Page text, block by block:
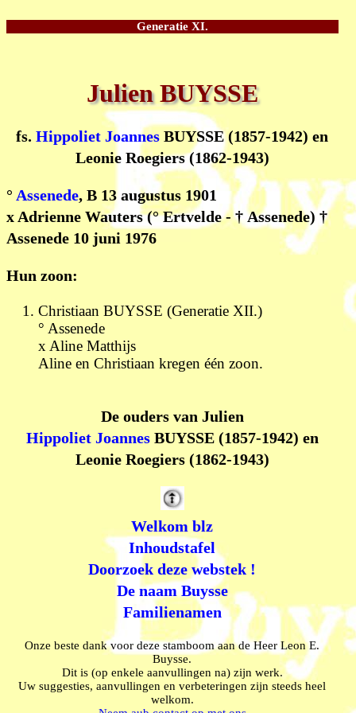
Generatie XI.
Julien BUYSSE
fs.Hippoliet Joannes BUYSSE (1857-1942) en
Leonie Roegiers (1862-1943)
° Assenede, B 13 augustus 1901
x Adrienne Wauters (° Ertvelde - † Assenede) †
Assenede 10 juni 1976
Hun zoon:
Christiaan BUYSSE (Generatie XII.)
° Assenede
x Aline Matthijs
Aline en Christiaan kregen één zoon.
De ouders van Julien
Hippoliet JoannesBUYSSE (1857-1942) en
Leonie Roegiers (1862-1943)
Welkom blz
Inhoudstafel
Doorzoek deze webstek !
De naam Buysse
Familienamen
Onze beste dank voor deze stamboom aan de Heer Leon E.
Buysse.
Dit is (op enkele aanvullingen na) zijn werk.
Uw suggesties, aanvullingen en verbeteringen zijn steeds heel
welkom.